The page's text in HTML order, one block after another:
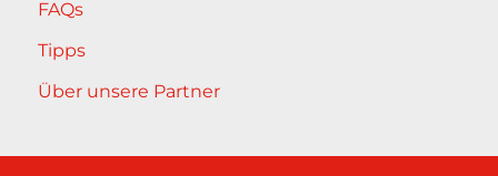
FAQs
Tipps
Über unsere Partner